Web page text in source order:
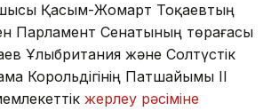
Қасым-Жомарт Тоқаевтың
Парламент Сенатының төрағасы
Ұлыбритания және Солтүстік
Корольдігінің Патшайымы ІІ
жерлеу рәсіміне